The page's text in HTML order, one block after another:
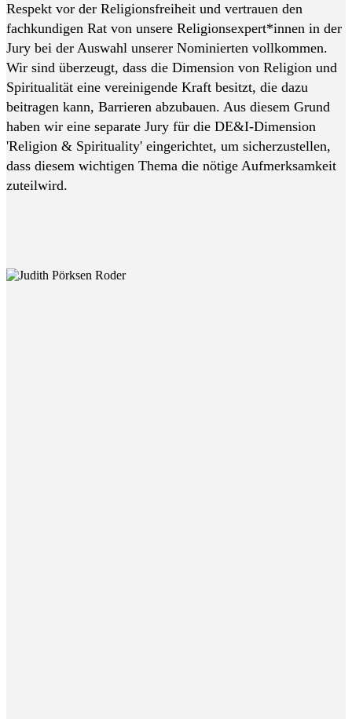
Respekt vor der Religionsfreiheit und vertrauen den
fachkundigen Rat von unsere Religionsexpert*innen in der
Jury bei der Auswahl unserer Nominierten vollkommen.
Wir sind überzeugt, dass die Dimension von Religion und
Spiritualität eine vereinigende Kraft besitzt, die dazu
beitragen kann, Barrieren abzubauen. Aus diesem Grund
haben wir eine separate Jury für die DE&I-Dimension
'Religion & Spirituality' eingerichtet, um sicherzustellen,
dass diesem wichtigen Thema die nötige Aufmerksamkeit
zuteilwird.